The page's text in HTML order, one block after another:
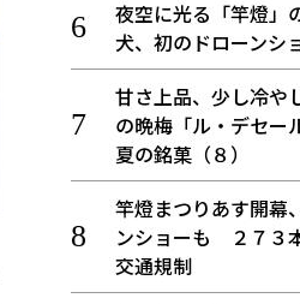
夜空に光る「竿燈」
犬、初のドローンシ
甘さ上品、少し冷
の晩梅「ル・デセ
夏の銘菓（８）
竿燈まつりあす開幕
ンショーも ２７３
交通規制